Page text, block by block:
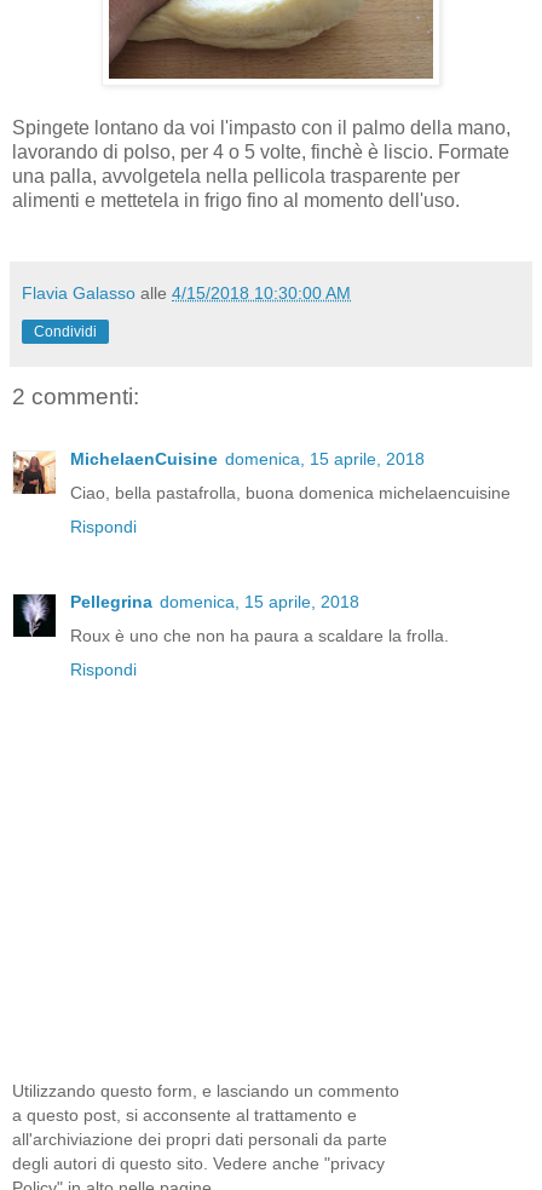
Spingete lontano da voi l'impasto con il palmo della mano,
lavorando di polso, per 4 o 5 volte, finchè è liscio. Formate
una palla, avvolgetela nella pellicola trasparente per
alimenti e mettetela in frigo fino al momento dell'uso.
Flavia Galasso alle 4/15/2018 10:30:00 AM
Condividi
2 commenti:
MichelaenCuisine domenica, 15 aprile, 2018
Ciao, bella pastafrolla, buona domenica michelaencuisine
Rispondi
Pellegrina domenica, 15 aprile, 2018
Roux è uno che non ha paura a scaldare la frolla.
Rispondi
Utilizzando questo form, e lasciando un commento
a questo post, si acconsente al trattamento e
all'archiviazione dei propri dati personali da parte
degli autori di questo sito. Vedere anche "privacy